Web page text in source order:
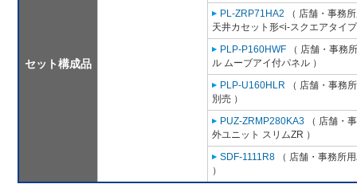
セット構成品
PL-ZRP71HA2 （ 店舗・事務
天井カセット形<i-スクエアタイ
PLP-P160HWF （ 店舗・事務
ル ムーブアイ付パネル ）
PLP-U160HLR （ 店舗・事務
別売 ）
PUZ-ZRMP280KA3 （ 店舗・
外ユニット スリムZR ）
SDF-1111R8 （ 店舗・事務所
）